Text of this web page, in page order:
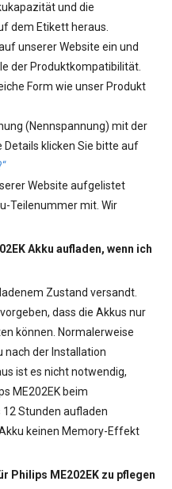
und die
dem Etikett heraus.
unserer Website ein und
der Produktkompatibilität.
Form wie unser Produkt
(Nennspannung) mit der
klicken Sie bitte auf
Website aufgelistet
Teilenummer mit. Wir
Akku aufladen, wenn ich
Zustand versandt.
dass die Akkus nur
können. Normalerweise
nach der Installation
ist es nicht notwendig,
ME202EK beim
Stunden aufladen
keinen Memory-Effekt
Philips ME202EK zu pflegen